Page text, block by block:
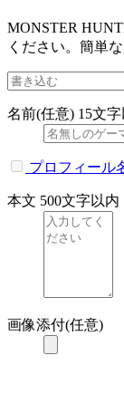
MONSTER
ください。簡単
名前(任意) 15文
プロフィール
本文 500文字以内
画像添付(任意)